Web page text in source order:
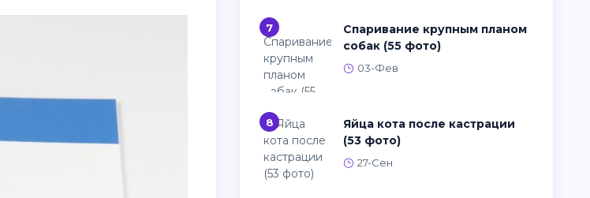
7
Спаривание крупным планом
собак (55 фото)
03-Фев
8
Яйца кота после кастрации
(53 фото)
27-Сен